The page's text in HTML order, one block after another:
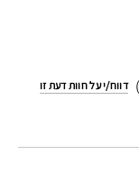
דווח/י על חוות דעת זו